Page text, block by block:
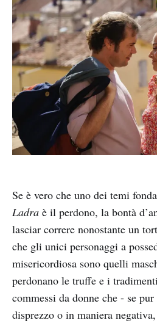
Se è vero che uno dei temi
Ladra è il perdono, la bontà
lasciar correre nonostante un
che gli unici personaggi a
misericordiosa sono quelli
perdonano le truffe e i
commessi da donne che - se
disprezzo o in maniera